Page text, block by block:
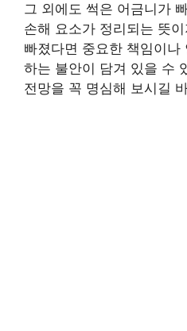
그 외에도 썩은 어금니가
손해 요소가 정리되는 뜻
빠졌다면 중요한 책임이
하는 불안이 담겨 있을 수
전망을 꼭 명심해 보시길